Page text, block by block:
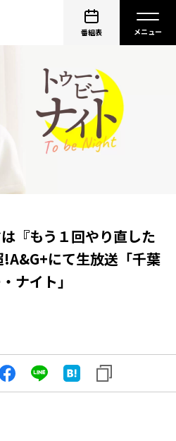
番組表
『もう１回やり直した
にて生放送「千葉
ナイト」